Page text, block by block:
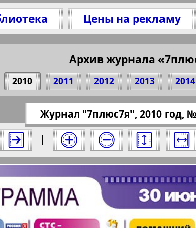
Цены на рекламу
Архив журнала
2010 2011 2012 2013 2014
2010 год. Выберите номер и
Журнал "7плюс7я", 2010 год, №
|
"7плюс7я". Номер: 25, 2010 год.
2 3
Поделитесь 37 стр. журнала
(Нажмите, чтобы скопировать
pressaru.eu/?pub=7-plus-
Берлинский